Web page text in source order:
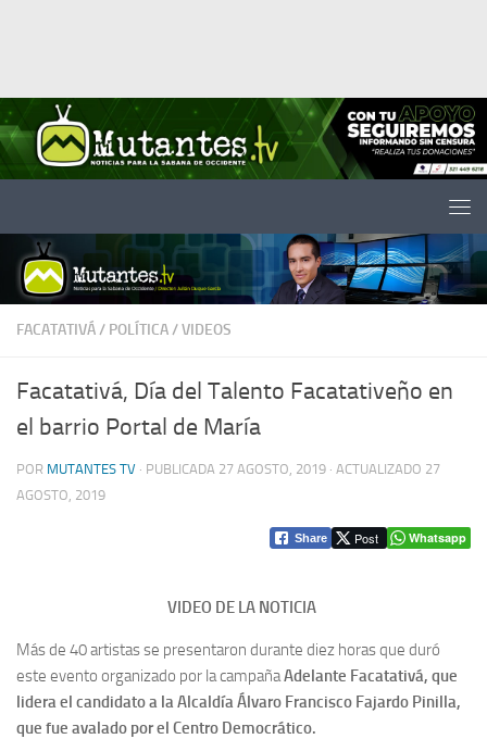
FACATATIVÁ/ POLÍTICA/VIDEOS
Facatativá, Día del Talento Facatativeño en
el barrio Portal de María
POR MUTANTES TV · PUBLICADA 27 AGOSTO, 2019 · ACTUALIZADO 27
AGOSTO, 2019
Share Post Whatsapp
VIDEO DE LA NOTICIA
Más de 40 artistas se presentaron durante diez horas que duró
este evento organizado por la campañaAdelante Facatativá, que
lidera el candidato a la Alcaldía Álvaro Francisco Fajardo Pinilla,
que fue avalado por el Centro Democrático.